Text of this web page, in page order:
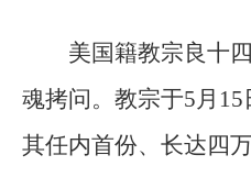
美国籍教宗良十
魂拷问。教宗于5月
其任内首份、长达四